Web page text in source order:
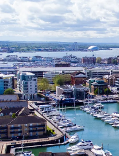
Nur notwendige Cookies
Unvergleichlich lecker
Mit dem Klick auf „geht klar”
personalisierte Werbung und
Cookies” werden lediglich
Anpassen Geht klar
Datenschutzerklärung
Cookierichtlinie Impressum
« zurück
Ihre Cookie-Präferenzen
Wählen Sie, welche Cookies
Die Cookierichtlinie finden Sie